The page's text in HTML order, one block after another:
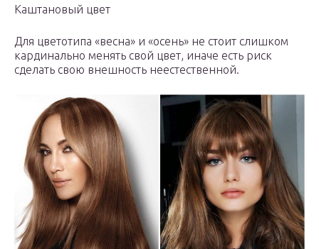
Каштановый цвет
Для цветотипа «весна» и «осень» не стоит слишком
кардинально менять свой цвет, иначе есть риск
сделать свою внешность неестественной.